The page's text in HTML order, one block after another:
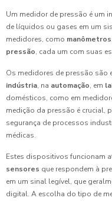
Um medidor de pressão é um
de líquidos ou gases em um
medidores, como manômetros
pressão, cada um com suas
Os medidores de pressão são
indústria, na automação, em
domésticos, como em
medição da pressão é crucial,
segurança de processos
médicas.
Estes dispositivos funcionam
sensores que respondem à
em um sinal legível, que
digital. A escolha do tipo de